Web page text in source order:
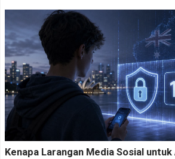
Kenapa Larangan Media Sosial untuk